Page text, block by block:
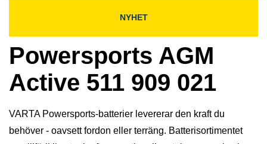
NYHET
Powersports AGM
Active 511 909 021
VARTA Powersports-batterier levererar den kraft du
behöver - oavsett fordon eller terräng. Batterisortimentet